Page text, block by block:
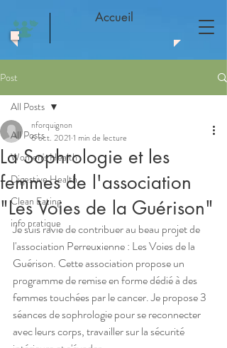
Accueil
Post
All Posts
Women's Health
Digestive Health
Clean Eating
info pratique
All Posts
La Sophrologie et les
femmes de l'association
"Les Voies de la Guérison"
nforquignon
6 oct. 2021 1 min de lecture
Je suis ravie de contribuer au beau projet de
l'association Perreuxienne : Les Voies de la
Guérison. Cette association propose un
programme de remise en forme dédié à des
femmes touchées par le cancer. Je propose 3
séances de sophrologie pour se reconnecter
avec leurs corps, travailler sur la sécurité